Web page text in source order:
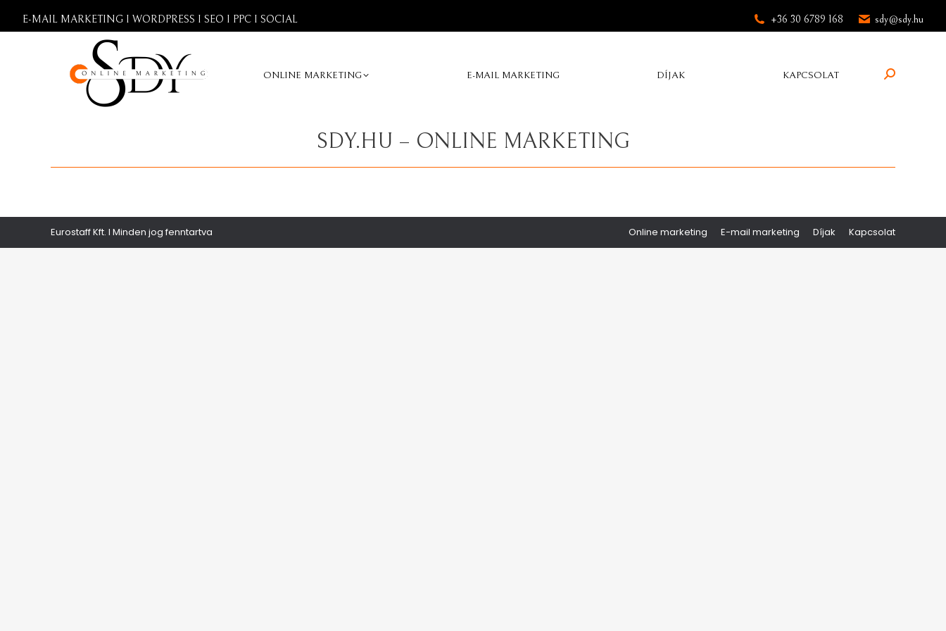
E-MAIL MARKETING I WORDPRESS I SEO I PPC I SOCIAL +36 30 6789 168 sdy@sdy.hu
ONLINE MARKETING E-MAIL MARKETING DÍJAK KAPCSOLAT Search:
SDY.HU – ONLINE MARKETING
Eurostaff Kft. I Minden jog fenntartva Online marketing E-mail marketing Díjak Kapcsolat